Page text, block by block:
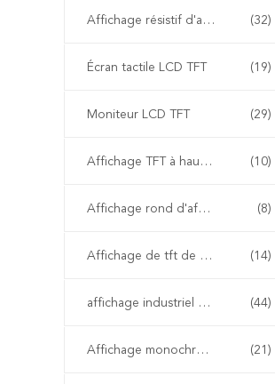
Affichage résistif d'affichage à cristaux liquides (32)
Écran tactile LCD TFT (19)
Moniteur LCD TFT (29)
Affichage TFT à haute luminosité (10)
Affichage rond d'affichage à cristaux liquides (8)
Affichage de tft de HD (14)
affichage industriel d'affichage à cristaux liquides (44)
Affichage monochrome d'affichage à cristaux liquides (21)